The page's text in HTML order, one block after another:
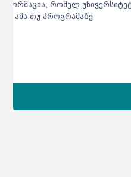
ჩარიცხვებთან